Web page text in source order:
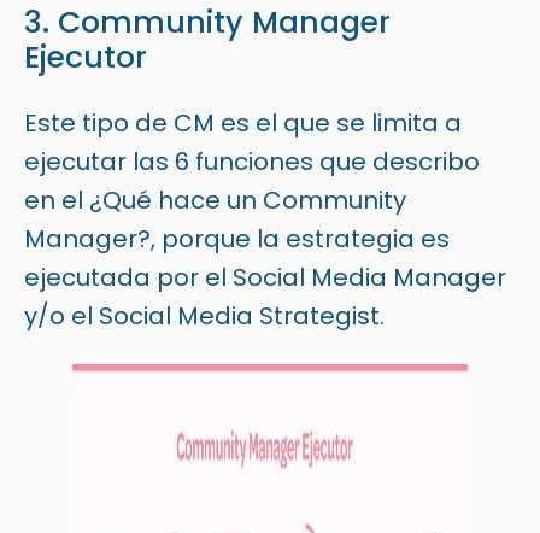
3. Community Manager
Ejecutor
Este tipo de CM es el que se limita a
ejecutar las 6 funciones que describo
en el ¿Qué hace un Community
Manager?, porque la estrategia es
ejecutada por el Social Media Manager
y/o el Social Media Strategist.